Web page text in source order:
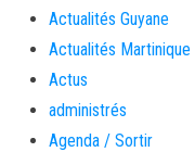
Actualités Guyane
Actualités Martinique
Actus
administrés
Agenda / Sortir